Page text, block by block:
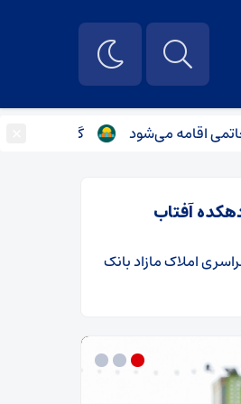
می‌شود گزارش بازدید
آفتاب
املاک مازاد بانک